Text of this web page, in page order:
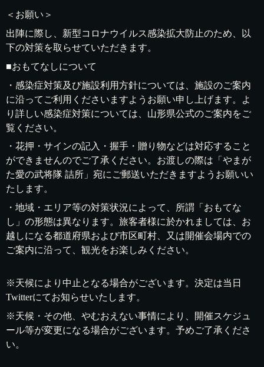
＜お願い＞
出陣に際し、新型コロナウイルス感染拡大防止のため、以
下の対策を取らせていただきます。
■おもてなしについて
・感染症対策及び施設利用方針については、施設のご案内
に沿ってご利用くださいますようお願い申し上げます。よ
り詳しい感染症対策については、山形県公式のご案内をご
覧ください。
・花押・サインの記入・握手・贈り物などは対応すること
ができませんのでご了承ください。お渡しの際は「やまが
た愛の武将隊 詰所」宛にご郵送いただきますようお願いい
たします。
・地域・エリア等の対策状況によって、所謂「おもてな
し」の形態は異なります。旅客者様に於かれましては、お
越しになる都道府県および市区町村、又は開催会場内での
ご案内に沿って、観光をお楽しみください。
※天候により中止となる場合がございます。決定は当日
Twitterにてお知らせいたします。
※天候・その他、やむおえない事情により、開催スケジュ
ール等が変更になる場合がございます。予めご了承くださ
い。